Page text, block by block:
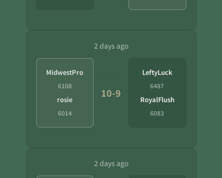
2 days ago
MidwestPro
6108
rosie
6014
10-9
LeftyLuck
6487
RoyalFlush
6083
2 days ago